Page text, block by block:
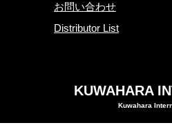
お問い合わせ
Distributor List
Kuwahara
KUWAHARA